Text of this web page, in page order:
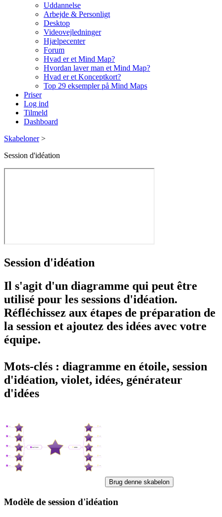
Uddannelse
Arbejde & Personligt
Desktop
Videovejledninger
Hjælpecenter
Forum
Hvad er et Mind Map?
Hvordan laver man et Mind Map?
Hvad er et Konceptkort?
Top 29 eksempler på Mind Maps
Priser
Log ind
Tilmeld
Dashboard
Skabeloner >
Session d'idéation
Session d'idéation
Il s'agit d'un diagramme qui peut être
utilisé pour les sessions d'idéation.
Réfléchissez aux étapes de préparation de
la session et ajoutez des idées avec votre
équipe.
Mots-clés : diagramme en étoile, session
d'idéation, violet, idées, générateur
d'idées
Brug denne skabelon
Modèle de session d'idéation